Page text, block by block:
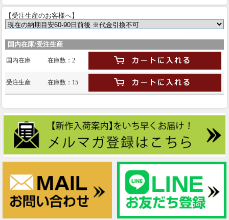
【受注生産のお客様へ】
国内在庫/受注生産
国内在庫 在庫数：2
受注生産 在庫数：15